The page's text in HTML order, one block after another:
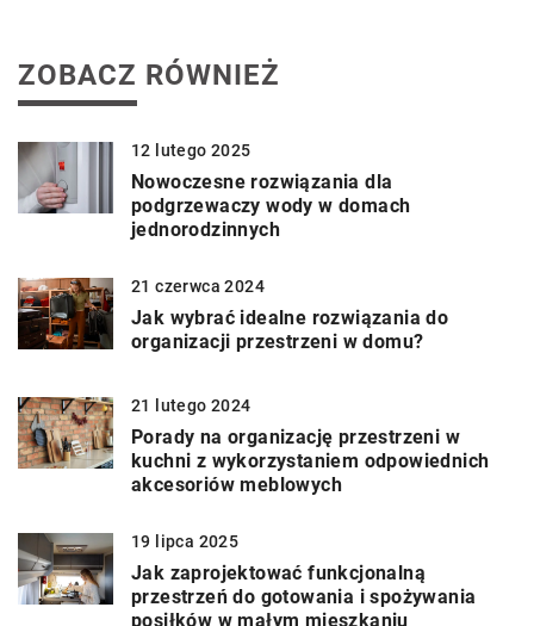
ZOBACZ RÓWNIEŻ
12 lutego 2025
Nowoczesne rozwiązania dla
podgrzewaczy wody w domach
jednorodzinnych
21 czerwca 2024
Jak wybrać idealne rozwiązania do
organizacji przestrzeni w domu?
21 lutego 2024
Porady na organizację przestrzeni w
kuchni z wykorzystaniem odpowiednich
akcesoriów meblowych
19 lipca 2025
Jak zaprojektować funkcjonalną
przestrzeń do gotowania i spożywania
posiłków w małym mieszkaniu